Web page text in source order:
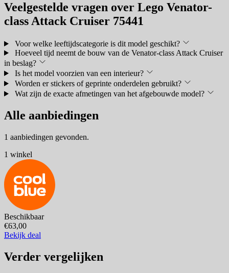
Veelgestelde vragen over Lego Venator-
class Attack Cruiser 75441
Voor welke leeftijdscategorie is dit model geschikt?
Hoeveel tijd neemt de bouw van de Venator-class Attack Cruiser
in beslag?
Is het model voorzien van een interieur?
Worden er stickers of geprinte onderdelen gebruikt?
Wat zijn de exacte afmetingen van het afgebouwde model?
Alle aanbiedingen
1 aanbiedingen gevonden.
1 winkel
Beschikbaar
€63,00
Bekijk deal
Verder vergelijken